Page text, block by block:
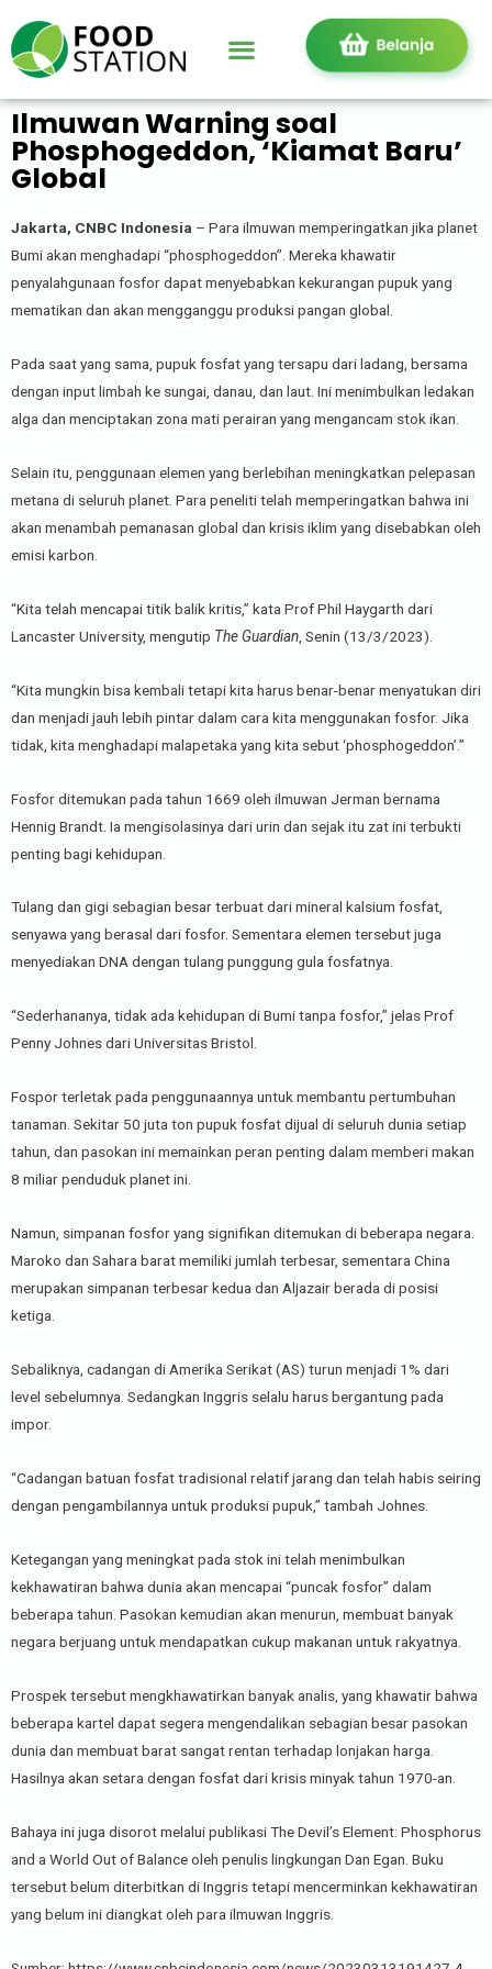
Ilmuwan Warning soal
Phosphogeddon, ‘Kiamat Baru’
Global
Jakarta, CNBC Indonesia – Para ilmuwan memperingatkan jika planet
Bumi akan menghadapi “phosphogeddon”. Mereka khawatir
penyalahgunaan fosfor dapat menyebabkan kekurangan pupuk yang
mematikan dan akan mengganggu produksi pangan global.
Pada saat yang sama, pupuk fosfat yang tersapu dari ladang, bersama
dengan input limbah ke sungai, danau, dan laut. Ini menimbulkan ledakan
alga dan menciptakan zona mati perairan yang mengancam stok ikan.
Selain itu, penggunaan elemen yang berlebihan meningkatkan pelepasan
metana di seluruh planet. Para peneliti telah memperingatkan bahwa ini
akan menambah pemanasan global dan krisis iklim yang disebabkan oleh
emisi karbon.
“Kita telah mencapai titik balik kritis,” kata Prof Phil Haygarth dari
Lancaster University, mengutip The Guardian , Senin (13/3/2023).
“Kita mungkin bisa kembali tetapi kita harus benar-benar menyatukan diri
dan menjadi jauh lebih pintar dalam cara kita menggunakan fosfor. Jika
tidak, kita menghadapi malapetaka yang kita sebut ‘phosphogeddon’.”
Fosfor ditemukan pada tahun 1669 oleh ilmuwan Jerman bernama
Hennig Brandt. Ia mengisolasinya dari urin dan sejak itu zat ini terbukti
penting bagi kehidupan.
Tulang dan gigi sebagian besar terbuat dari mineral kalsium fosfat,
senyawa yang berasal dari fosfor. Sementara elemen tersebut juga
menyediakan DNA dengan tulang punggung gula fosfatnya.
“Sederhananya, tidak ada kehidupan di Bumi tanpa fosfor,” jelas Prof
Penny Johnes dari Universitas Bristol.
Fospor terletak pada penggunaannya untuk membantu pertumbuhan
tanaman. Sekitar 50 juta ton pupuk fosfat dijual di seluruh dunia setiap
tahun, dan pasokan ini memainkan peran penting dalam memberi makan
8 miliar penduduk planet ini.
Namun, simpanan fosfor yang signifikan ditemukan di beberapa negara.
Maroko dan Sahara barat memiliki jumlah terbesar, sementara China
merupakan simpanan terbesar kedua dan Aljazair berada di posisi
ketiga.
Sebaliknya, cadangan di Amerika Serikat (AS) turun menjadi 1% dari
level sebelumnya. Sedangkan Inggris selalu harus bergantung pada
impor.
“Cadangan batuan fosfat tradisional relatif jarang dan telah habis seiring
dengan pengambilannya untuk produksi pupuk,” tambah Johnes.
Ketegangan yang meningkat pada stok ini telah menimbulkan
kekhawatiran bahwa dunia akan mencapai “puncak fosfor” dalam
beberapa tahun. Pasokan kemudian akan menurun, membuat banyak
negara berjuang untuk mendapatkan cukup makanan untuk rakyatnya.
Prospek tersebut mengkhawatirkan banyak analis, yang khawatir bahwa
beberapa kartel dapat segera mengendalikan sebagian besar pasokan
dunia dan membuat barat sangat rentan terhadap lonjakan harga.
Hasilnya akan setara dengan fosfat dari krisis minyak tahun 1970-an.
Bahaya ini juga disorot melalui publikasi The Devil’s Element: Phosphorus
and a World Out of Balance oleh penulis lingkungan Dan Egan. Buku
tersebut belum diterbitkan di Inggris tetapi mencerminkan kekhawatiran
yang belum ini diangkat oleh para ilmuwan Inggris.